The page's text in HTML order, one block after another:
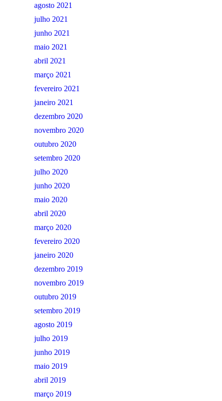
agosto 2021
julho 2021
junho 2021
maio 2021
abril 2021
março 2021
fevereiro 2021
janeiro 2021
dezembro 2020
novembro 2020
outubro 2020
setembro 2020
julho 2020
junho 2020
maio 2020
abril 2020
março 2020
fevereiro 2020
janeiro 2020
dezembro 2019
novembro 2019
outubro 2019
setembro 2019
agosto 2019
julho 2019
junho 2019
maio 2019
abril 2019
março 2019